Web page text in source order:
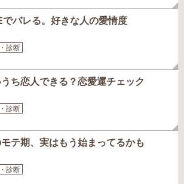
でバレる。好きな人の愛情度
診断
ち恋人できる？恋愛運チェック
診断
テ期、実はもう始まってるかも
診断